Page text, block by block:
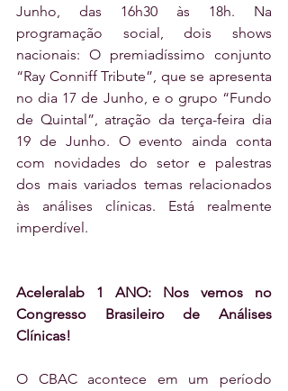
Junho, das 16h30 às 18h. Na
programação social, dois shows
nacionais: O premiadíssimo conjunto
“Ray Conniff Tribute”, que se apresenta
no dia 17 de Junho, e o grupo “Fundo
de Quintal”, atração da terça-feira dia
19 de Junho. O evento ainda conta
com novidades do setor e palestras
dos mais variados temas relacionados
às análises clínicas. Está realmente
imperdível.
Aceleralab 1 ANO: Nos vemos no
Congresso Brasileiro de Análises
Clínicas!
O CBAC acontece em um período